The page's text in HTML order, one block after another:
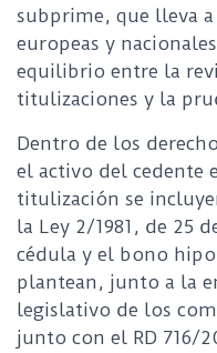
subprime, que lleva
europeas y
equilibrio entre la
titulizaciones y la
Dentro de los
el activo del cedente
titulización se
la Ley 2/1981, de 25
cédula y el bono
plantean, junto a la
legislativo de los
junto con el RD 716/